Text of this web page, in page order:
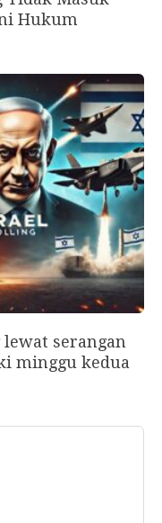
Hukum
serangan
minggu kedua